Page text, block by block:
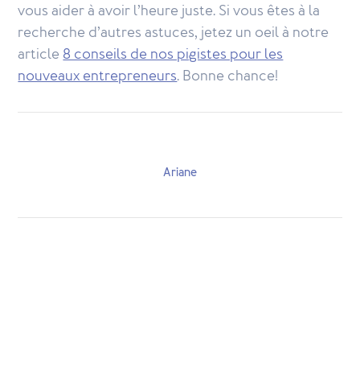
vous aider à avoir l’heure juste. Si vous êtes à la
recherche d’autres astuces, jetez un oeil à notre
article8 conseils de nos pigistes pour les
nouveaux entrepreneurs. Bonne chance!
Ariane